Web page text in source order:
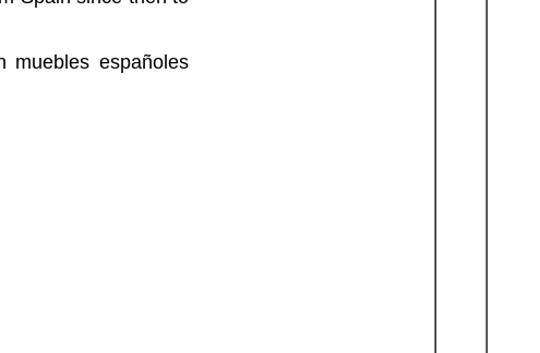
muebles españoles